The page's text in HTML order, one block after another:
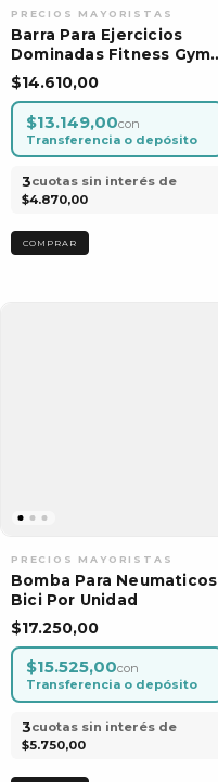
Barra Para Ejercicios
Dominadas Fitness Gym
Marco Puerta Por Unidad
$14.610,00
$13.149,00con
Transferencia o depósito
3cuotas sin interés de
$4.870,00
Bomba Para Neumaticos
Bici Por Unidad
$17.250,00
$15.525,00con
Transferencia o depósito
3cuotas sin interés de
$5.750,00